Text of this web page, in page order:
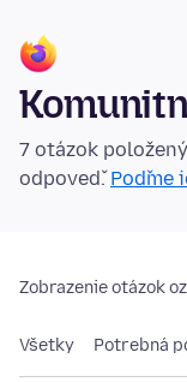
7 otázok
odpoveď.Poďme
Zobrazenie otázok
Všetky Potrebná